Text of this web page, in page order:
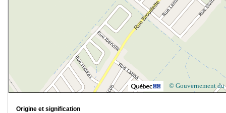
© Gouvernement du
Origine et signification